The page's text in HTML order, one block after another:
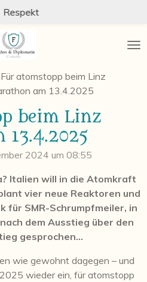
Respekt
Für atomstopp beim Linz
am 13.4.2025
beim Linz
2024 um 08:55
Italien will in die Atomkraft
vier neue Reaktoren und
für SMR-Schrumpfmeiler, in
dem Ausstieg über den
gesprochen...
wie gewohnt dagegen – und
wieder ein, für atomstopp